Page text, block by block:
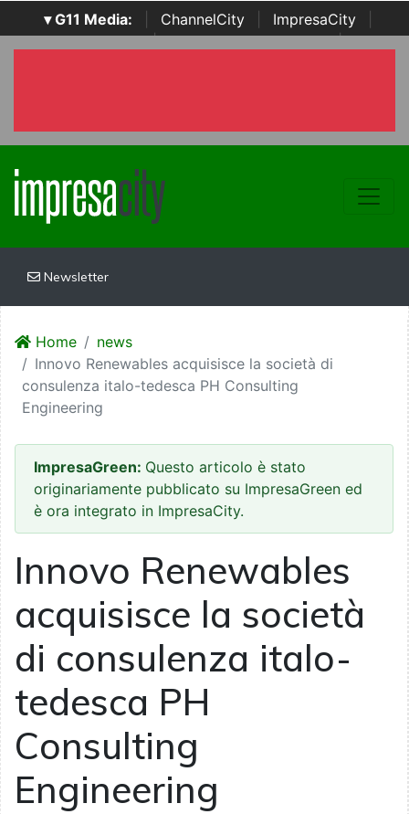
▾ G11 Media: ChannelCity ImpresaCity
SecurityOpenLab | Italian Channel Awards | Italian
Newsletter
Home
news
Innovo Renewables acquisisce la società di
consulenza italo-tedesca PH Consulting
Engineering
ImpresaGreen: Questo articolo è stato
originariamente pubblicato su ImpresaGreen ed
è ora integrato in ImpresaCity.
Innovo Renewables
acquisisce la società
di consulenza italo-
tedesca PH
Consulting
Engineering